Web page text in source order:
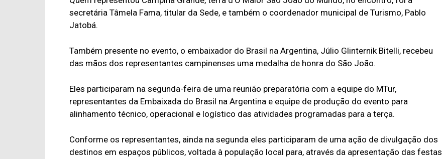
secretária Tâmela Fama, titular da Sede, e também o coordenador municipal de Turismo, Pablo
Jatobá.
Também presente no evento, o embaixador do Brasil na Argentina, Júlio Glinternik Bitelli, recebeu
das mãos dos representantes campinenses uma medalha de honra do São João.
Eles participaram na segunda-feira de uma reunião preparatória com a equipe do MTur,
representantes da Embaixada do Brasil na Argentina e equipe de produção do evento para
alinhamento técnico, operacional e logístico das atividades programadas para a terça.
Conforme os representantes, ainda na segunda eles participaram de uma ação de divulgação dos
destinos em espaços públicos, voltada à população local para, através da apresentação das festas